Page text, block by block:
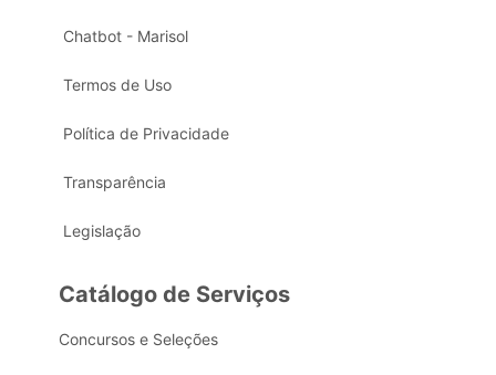
Chatbot - Marisol
Termos de Uso
Política de Privacidade
Transparência
Legislação
Catálogo de Serviços
Concursos e Seleções